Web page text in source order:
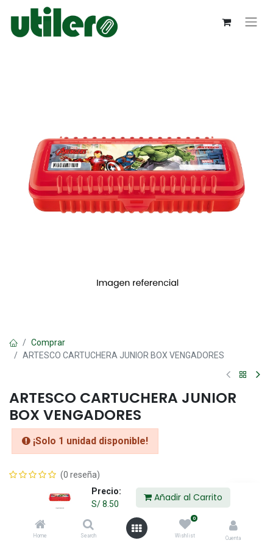
Precio:
S/8.50
Añadir al Carrito
Home Search
0
Wishlist Cuenta
Comprar
ARTESCO CARTUCHERA JUNIOR BOX VENGADORES
ARTESCO CARTUCHERA JUNIOR
BOX VENGADORES
¡Solo 1 unidad disponible!
(0 reseña)
8.50
Añadir al Carrito